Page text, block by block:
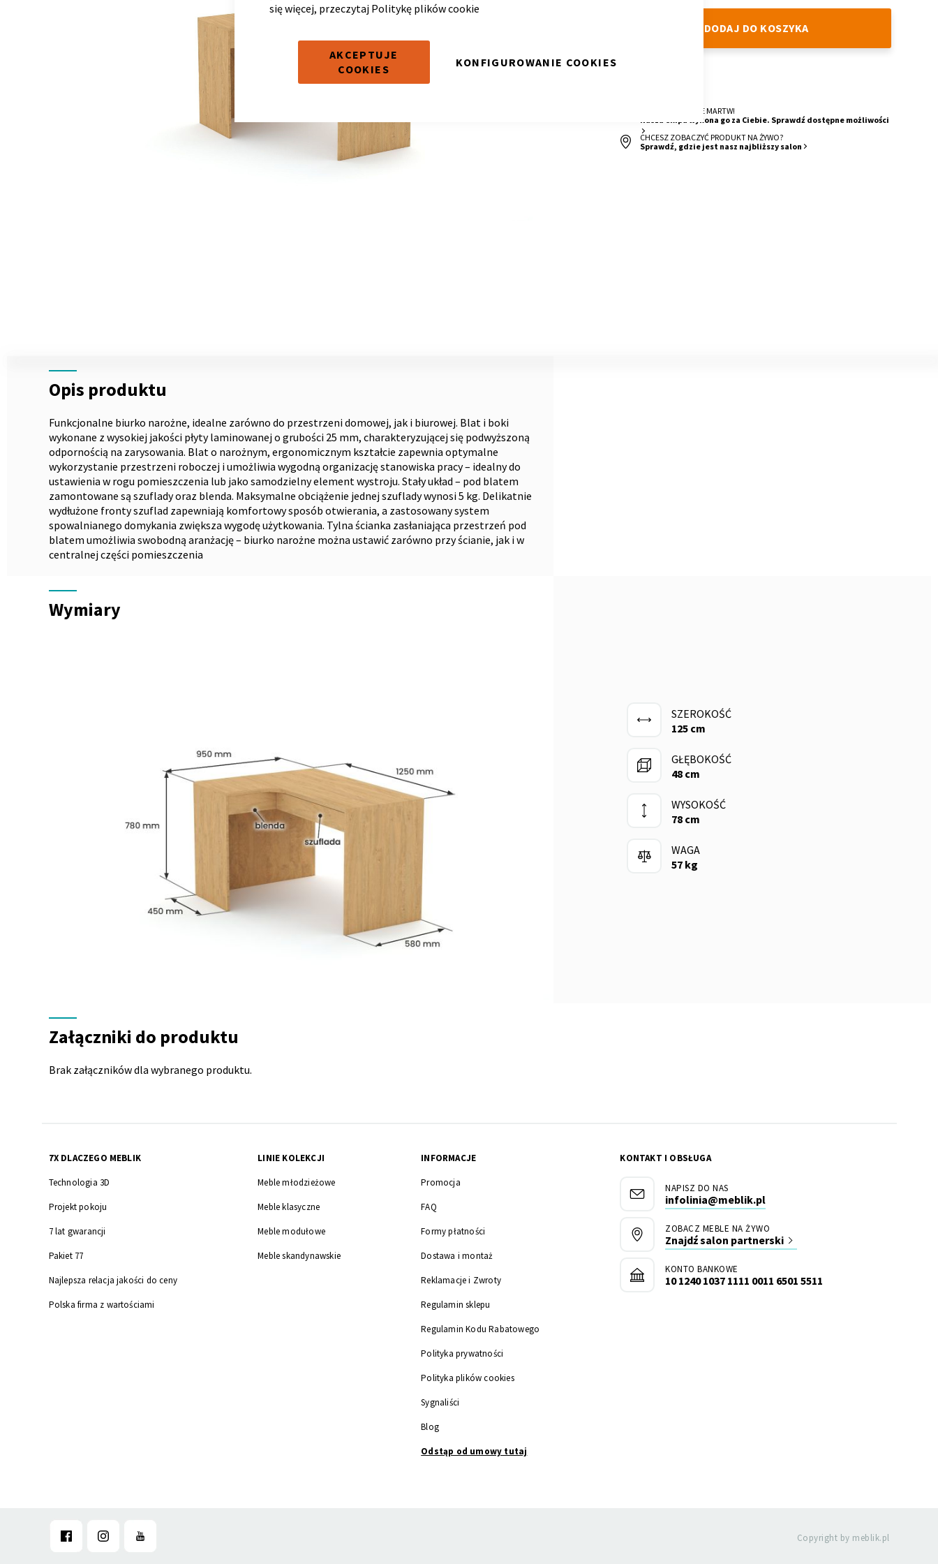
się więcej, przeczytaj Politykę plików cookie
AKCEPTUJE
COOKIES
KONFIGUROWANIE COOKIES
beginning
of
the
images
gallery
DODAJ DO KOSZYKA
O MONTAŻ SIĘ NIE MARTW!
Nasza ekipa wykona go za Ciebie. Sprawdź dostępne możliwości
CHCESZ ZOBACZYĆ PRODUKT NA ŻYWO?
Sprawdź, gdzie jest nasz najbliższy salon
Opis produktu
Funkcjonalne biurko narożne, idealne zarówno do przestrzeni domowej, jak i biurowej. Blat i boki
wykonane z wysokiej jakości płyty laminowanej o grubości 25 mm, charakteryzującej się podwyższoną
odpornością na zarysowania. Blat o narożnym, ergonomicznym kształcie zapewnia optymalne
wykorzystanie przestrzeni roboczej i umożliwia wygodną organizację stanowiska pracy – idealny do
ustawienia w rogu pomieszczenia lub jako samodzielny element wystroju. Stały układ – pod blatem
zamontowane są szuflady oraz blenda. Maksymalne obciążenie jednej szuflady wynosi 5 kg. Delikatnie
wydłużone fronty szuflad zapewniają komfortowy sposób otwierania, a zastosowany system
spowalnianego domykania zwiększa wygodę użytkowania. Tylna ścianka zasłaniająca przestrzeń pod
blatem umożliwia swobodną aranżację – biurko narożne można ustawić zarówno przy ścianie, jak i w
centralnej części pomieszczenia
Wymiary
SZEROKOŚĆ
125 cm
GŁĘBOKOŚĆ
48 cm
WYSOKOŚĆ
78 cm
WAGA
57 kg
do
produktu
Załączniki do produktu
Brak załączników dla wybranego produktu.
7X DLACZEGO MEBLIK
Technologia 3D
Projekt pokoju
7 lat gwarancji
Pakiet 77
Najlepsza relacja jakości do ceny
Polska firma z wartościami
LINIE KOLEKCJI
Meble młodzieżowe
Meble klasyczne
Meble modułowe
Meble skandynawskie
INFORMACJE
Promocja
FAQ
Formy płatności
Dostawa i montaż
Reklamacje i Zwroty
Regulamin sklepu
Regulamin Kodu Rabatowego
Polityka prywatności
Polityka plików cookies
Sygnaliści
Blog
Odstąp od umowy tutaj
KONTAKT I OBSŁUGA
NAPISZ DO NAS
infolinia@meblik.pl
ZOBACZ MEBLE NA ŻYWO
Znajdź salon partnerski
KONTO BANKOWE
10 1240 1037 1111 0011 6501 5511
Copyright by meblik.pl